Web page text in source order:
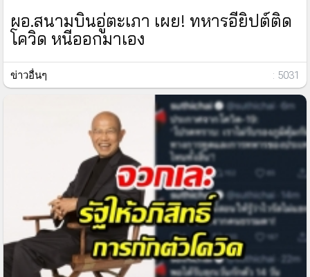
ผอ.สนามบินอู่ตะเภา เผย! ทหารอียิปต์ติด
โควิด หนีออกมาเอง
ข่าวอื่นๆ : 5031